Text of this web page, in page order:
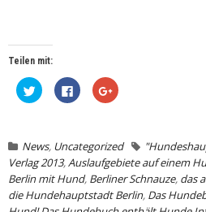
Teilen mit:
Klick,
um
(Wird
in
neuem
Fenster
geöffnet)
Klick,
um
(Wird
neuem
Fenster
geöffnet)
Zum
Teilen
in
neuem
Fenster
geöffnet)
News, Uncategorized
Verlag 2013,Auslaufgebiete auf einem
Berlin mit Hund, Berliner Schnauze, das
die Hundehauptstadt Berlin, Das